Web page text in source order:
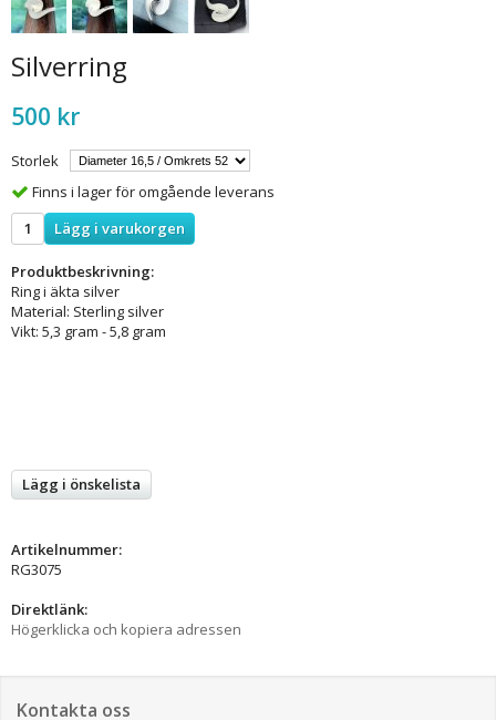
Silverring
500 kr
Storlek
Finns i lager för omgående leverans
Lägg i varukorgen
Produktbeskrivning:
Ring i äkta silver
Material: Sterling silver
Vikt: 5,3 gram - 5,8 gram
Lägg i önskelista
Artikelnummer:
RG3075
Direktlänk:
Högerklicka och kopiera adressen
Kontakta oss